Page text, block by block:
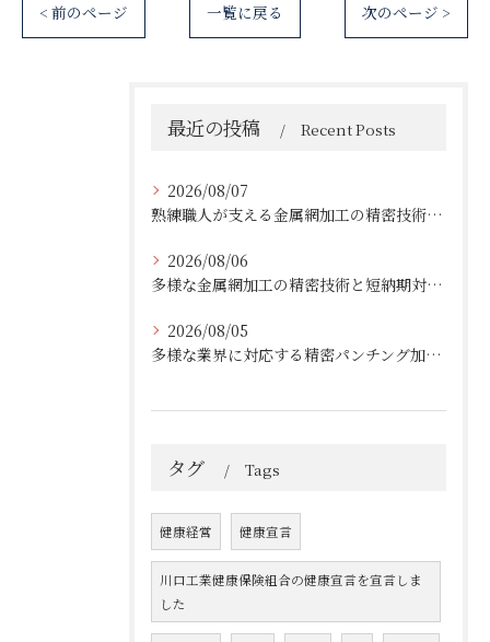
< 前のページ 一覧に戻る 次のページ >
最近の投稿 Recent Posts
2026/08/07
熟練職人が支える金属網加工の精密技術と柔軟対応
2026/08/06
多様な金属網加工の精密技術と短納期対応の実例
2026/08/05
多様な業界に対応する精密パンチング加工の実践技術
タグ Tags
健康経営 健康宣言
川口工業健康保険組合の健康宣言を宣言しま
した